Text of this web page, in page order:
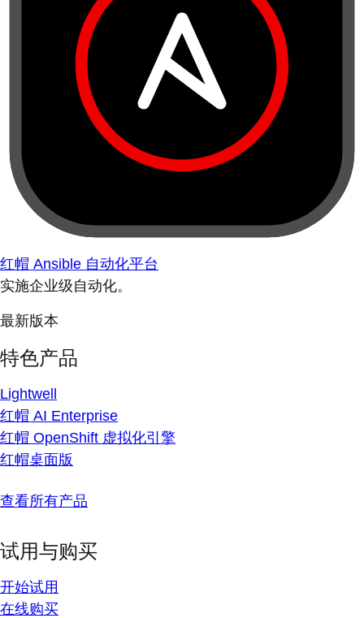
红帽 Ansible 自动化平台
实施企业级自动化。
最新版本
特色产品
Lightwell
红帽 AI Enterprise
红帽 OpenShift 虚拟化引擎
红帽桌面版
查看所有产品
试用与购买
开始试用
在线购买